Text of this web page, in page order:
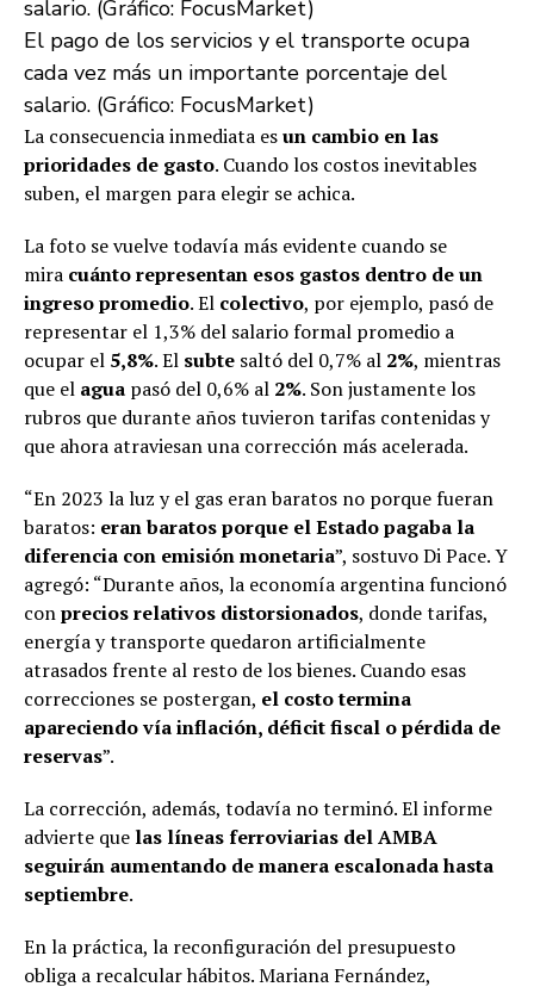
El pago de los servicios y el transporte ocupa
cada vez más un importante porcentaje del
salario. (Gráfico: FocusMarket)
La consecuencia inmediata esun cambio en las
prioridades de gasto. Cuando los costos inevitables
suben, el margen para elegir se achica.
La foto se vuelve todavía más evidente cuando se
mira cuánto representan esos gastos dentro de un
ingreso promedio. El colectivo, por ejemplo, pasó de
representar el 1,3% del salario formal promedio a
ocupar el 5,8%. El subte saltó del 0,7% al 2%, mientras
que el agua pasó del 0,6% al 2%. Son justamente los
rubros que durante años tuvieron tarifas contenidas y
que ahora atraviesan una corrección más acelerada.
“En 2023 la luz y el gas eran baratos no porque fueran
baratos: eran baratos porque el Estado pagaba la
diferencia con emisión monetaria”, sostuvo Di Pace. Y
agregó: “Durante años, la economía argentina funcionó
conprecios relativos distorsionados, donde tarifas,
energía y transporte quedaron artificialmente
atrasados frente al resto de los bienes. Cuando esas
correcciones se postergan, el costo termina
apareciendo vía inflación, déficit fiscal o pérdida de
reservas”.
La corrección, además, todavía no terminó. El informe
advierte que las líneas ferroviarias del AMBA
seguirán aumentando de manera escalonada hasta
septiembre.
En la práctica, la reconfiguración del presupuesto
obliga a recalcular hábitos. Mariana Fernández,